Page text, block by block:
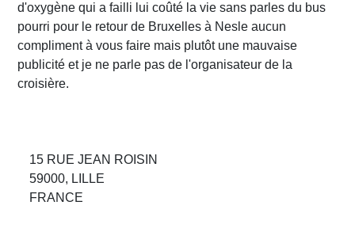
d'oxygène qui a failli lui coûté la vie sans parles du bus
pourri pour le retour de Bruxelles à Nesle aucun
compliment à vous faire mais plutôt une mauvaise
publicité et je ne parle pas de l'organisateur de la
croisière.
15 RUE JEAN ROISIN
59000, LILLE
FRANCE